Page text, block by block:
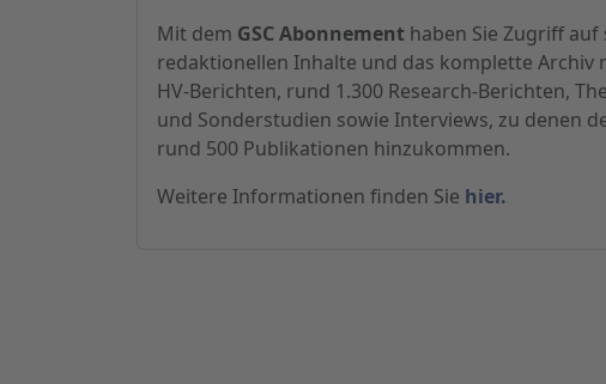
Mit dem GSC Abonnement haben Sie Zugriff auf
redaktionellen Inhalte und das komplette Archiv
HV-Berichten, rund 1.300 Research-Berichten,
und Sonderstudien sowie Interviews, zu denen
rund 500 Publikationen hinzukommen.
Weitere Informationen finden Sie hier.